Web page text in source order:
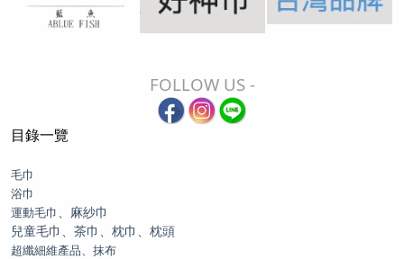
FOLLOW US -
目錄一覽
毛巾
浴巾
運動毛巾
、麻紗巾
兒童毛巾、茶巾、枕巾、枕頭
超纖細維產品、抹布